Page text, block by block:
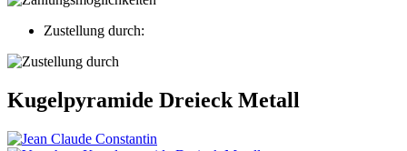
Zustellung durch:
Kugelpyramide Dreieck Metall